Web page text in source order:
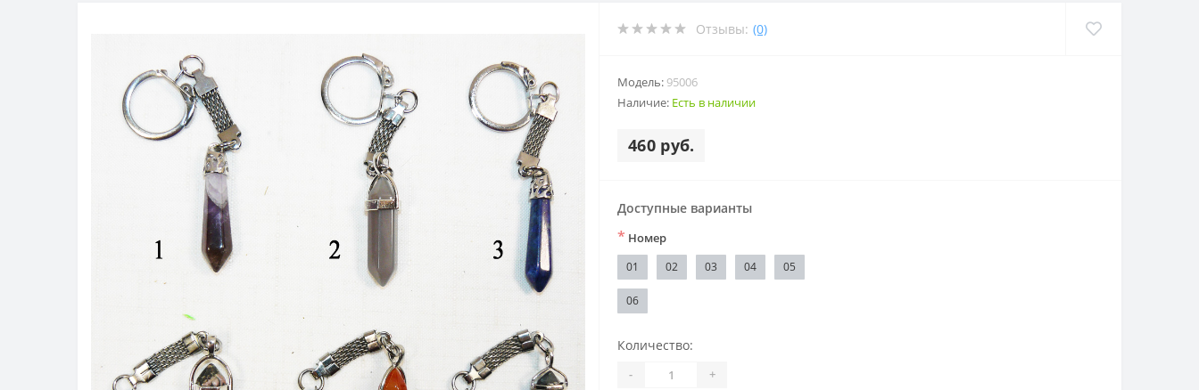
Отзывы: (0)
Модель: 95006
Наличие: Есть в наличии
460 руб.
Доступные варианты
* Номер
01 02 03 04 05
06
Количество:
- +